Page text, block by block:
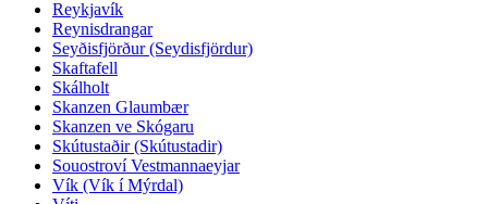
Reykjavík
Reynisdrangar
Seyðisfjörður (Seydisfjördur)
Skaftafell
Skálholt
Skanzen Glaumbær
Skanzen ve Skógaru
Skútustaðir (Skútustadir)
Souostroví Vestmannaeyjar
Vík (Vík í Mýrdal)